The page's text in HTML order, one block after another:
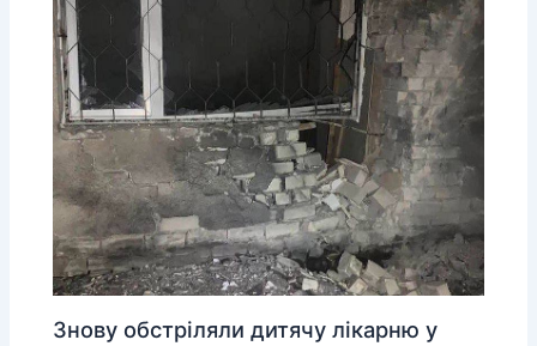
Знову обстріляли дитячу лікарню у